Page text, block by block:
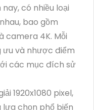
có nhiều loại
bao gồm
camera 4K. Mỗi
ưu và nhược điểm
các mục đích sử
1920x1080 pixel,
chọn phổ biến